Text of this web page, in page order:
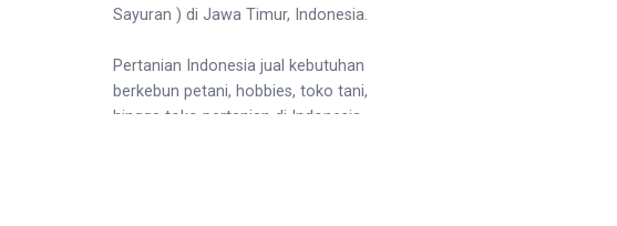
Sayuran ) di Jawa Timur, Indonesia.
Pertanian Indonesia jual kebutuhan
berkebun petani, hobbies, toko tani,
hingga toko pertanian di Indonesia.